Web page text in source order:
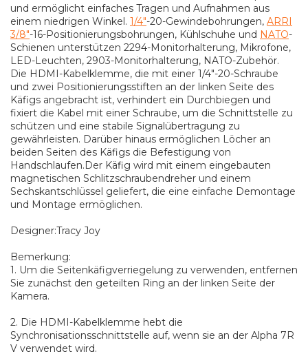
und ermöglicht einfaches Tragen und Aufnahmen aus
einem niedrigen Winkel. 1/4"-20-Gewindebohrungen, ARRI
3/8"-16-Positionierungsbohrungen, Kühlschuhe und NATO-
Schienen unterstützen 2294-Monitorhalterung, Mikrofone,
LED-Leuchten, 2903-Monitorhalterung, NATO-Zubehör.
Die HDMI-Kabelklemme, die mit einer 1/4"-20-Schraube
und zwei Positionierungsstiften an der linken Seite des
Käfigs angebracht ist, verhindert ein Durchbiegen und
fixiert die Kabel mit einer Schraube, um die Schnittstelle zu
schützen und eine stabile Signalübertragung zu
gewährleisten. Darüber hinaus ermöglichen Löcher an
beiden Seiten des Käfigs die Befestigung von
Handschlaufen.Der Käfig wird mit einem eingebauten
magnetischen Schlitzschraubendreher und einem
Sechskantschlüssel geliefert, die eine einfache Demontage
und Montage ermöglichen.
Designer:Tracy Joy
Bemerkung:
1. Um die Seitenkäfigverriegelung zu verwenden, entfernen
Sie zunächst den geteilten Ring an der linken Seite der
Kamera.
2. Die HDMI-Kabelklemme hebt die
Synchronisationsschnittstelle auf, wenn sie an der Alpha 7R
V verwendet wird.